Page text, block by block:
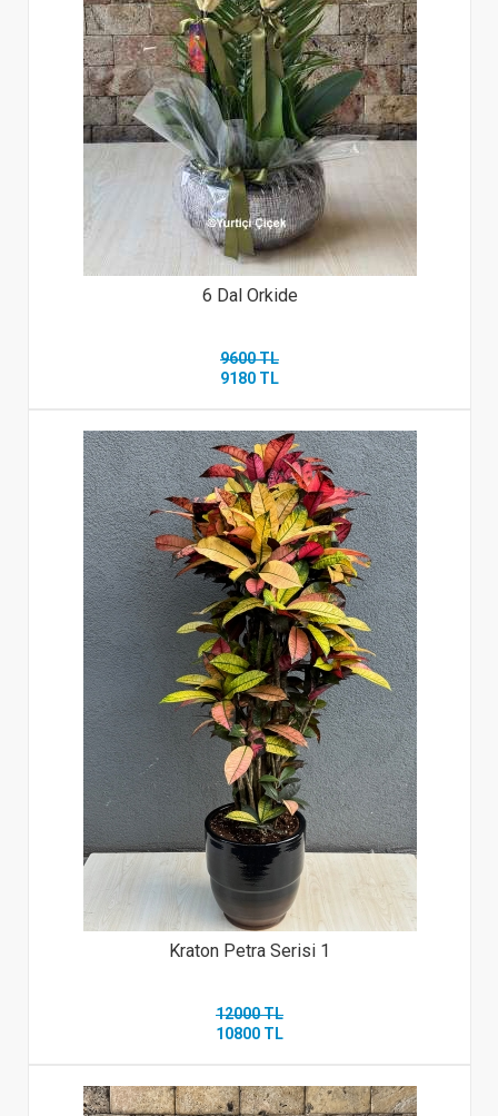
6 Dal Orkide
9600 TL
9180 TL
Kraton Petra Serisi 1
12000 TL
10800 TL